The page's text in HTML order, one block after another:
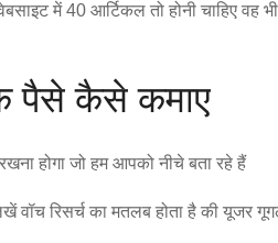
में 40 आर्टिकल तो होनी चाहिए वह
पैसे कैसे कमाए
होगा जो हम आपको नीचे बता रहे हैं
वॉच रिसर्च का मतलब होता है की यूजर